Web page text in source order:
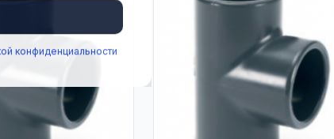
конфиденциальности